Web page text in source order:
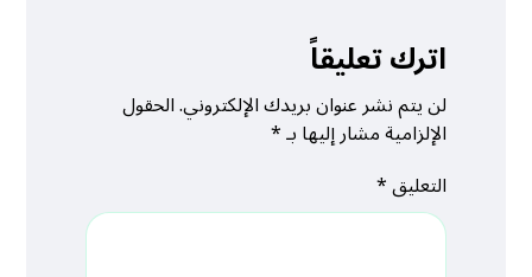
اترك تعليقاً
لن يتم نشر عنوان بريدك الإلكتروني.الحقول
الإلزامية مشار إليها بـ*
التعليق*